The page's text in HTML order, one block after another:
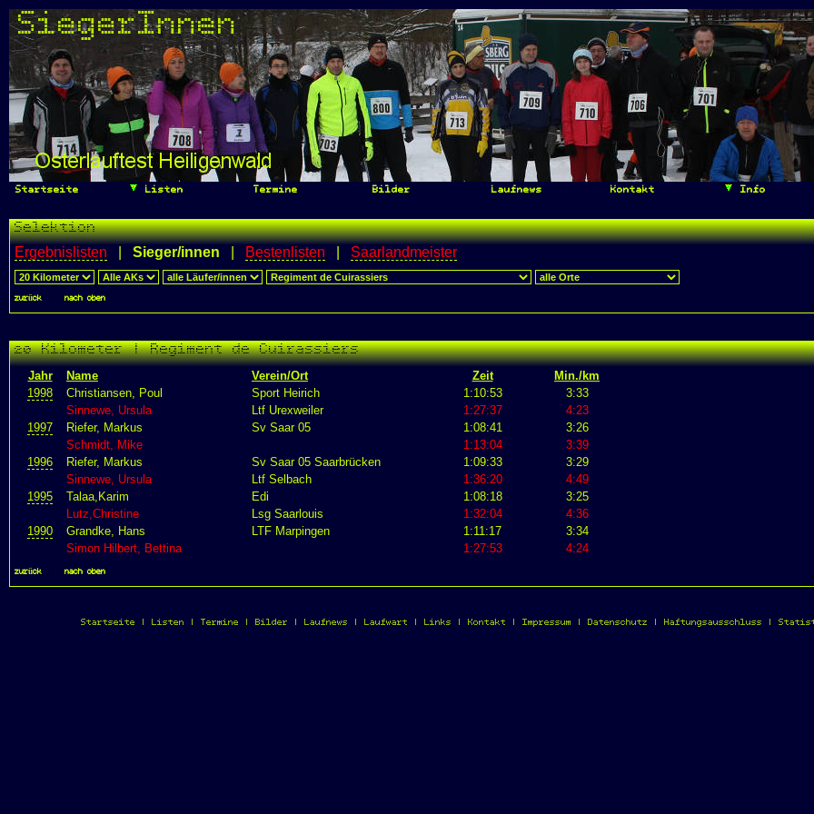
SiegerInnen
Startseite Listen Termine Bilder Laufnews Kontakt Info
Selektion
Ergebnislisten Sieger/innen Bestenlisten Saarlandmeister
zurück nach oben
20 Kilometer | Regiment de Cuirassiers
Jahr Name Verein/Ort Zeit
Min./km
1998
Christiansen, Poul Sport Heirich 1:10:53
3:33
Sinnewe, Ursula
Ltf Urexweiler 1:27:37
4:23
1997
Riefer, Markus Sv Saar 05 1:08:41
3:26
Schmidt, Mike
1:13:04
3:39
1996
Riefer, Markus Sv Saar 05 Saarbrücken 1:09:33
3:29
Sinnewe, Ursula
Ltf Selbach 1:36:20
4:49
1995
Talaa,Karim Edi 1:08:18
3:25
Lutz,Christine
Lsg Saarlouis 1:32:04
4:36
1990
Grandke, Hans LTF Marpingen 1:11:17
3:34
Simon Hilbert, Bettina
1:27:53 4:24
zurück nach oben
Startseite Listen Termine Bilder Laufnews Laufwart Links Kontakt Impressum Datenschutz Haftungsausschluss